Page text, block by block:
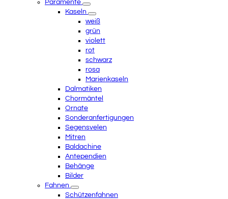
Paramente
Kaseln
weiß
grün
violett
rot
schwarz
rosa
Marienkaseln
Dalmatiken
Chormäntel
Ornate
Sonderanfertigungen
Segensvelen
Mitren
Baldachine
Antependien
Behänge
Bilder
Fahnen
Schützenfahnen